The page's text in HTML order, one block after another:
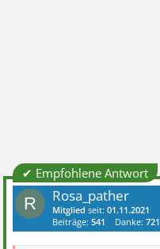
✔ Empfohlene Antwort
R Rosa_pather
Mitglied seit:01.11.2021
Beiträge:541 Danke:721